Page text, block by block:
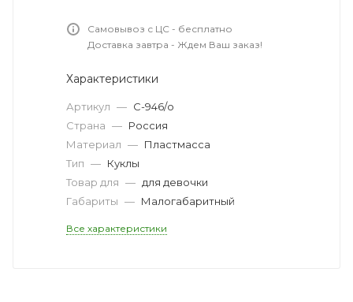
Самовывоз с ЦС - бесплатно
Доставка завтра - Ждем Ваш заказ!
Характеристики
Артикул — С-946/о
Страна — Россия
Материал — Пластмасса
Тип — Куклы
Товар для — для девочки
Габариты — Малогабаритный
Все характеристики